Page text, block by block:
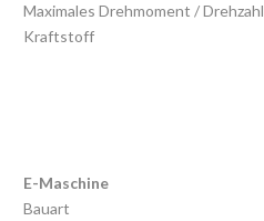
Maximales Drehmoment / Drehzahl
Kraftstoff
E-Maschine
Bauart